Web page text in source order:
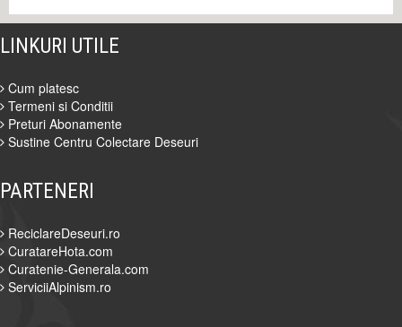
LINKURI UTILE
Cum platesc
Termeni si Conditii
Preturi Abonamente
Sustine Centru Colectare Deseuri
PARTENERI
ReciclareDeseuri.ro
CuratareHota.com
Curatenie-Generala.com
ServiciiAlpinism.ro